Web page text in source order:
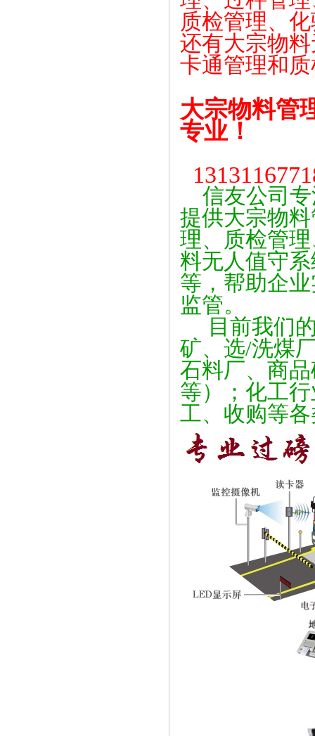
质检管理、
还有大宗物
卡通管理和
大宗物料管
专业！
信友公司
提供大宗物
理、质检管
料无人值守
等，帮助企
监管。
目前我们的
矿、选/洗煤
石料厂、商
等）；化工
工、收购等